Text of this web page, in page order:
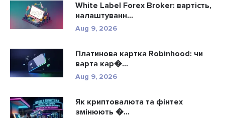
White Label Forex Broker: вартість,
налаштуванн...
Aug 9, 2026
Платинова картка Robinhood: чи
варта кар�...
Aug 9, 2026
Як криптовалюта та фінтех
змінюють �...